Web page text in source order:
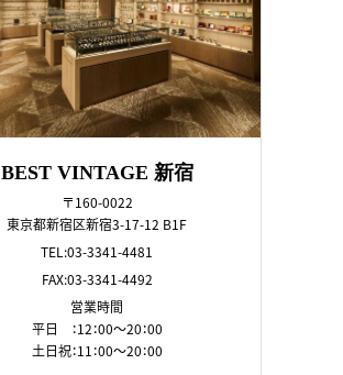
BEST VINTAGE 新宿
〒160-0022
東京都新宿区新宿3-17-12 B1F
TEL:03-3341-4481
FAX:03-3341-4492
営業時間
平日 ：12：00～20：00
土日祝：11：00～20：00